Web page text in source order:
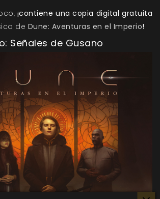
¡contiene una copia digital gratuita
de Dune: Aventuras en el Imperio!
Señales de Gusano